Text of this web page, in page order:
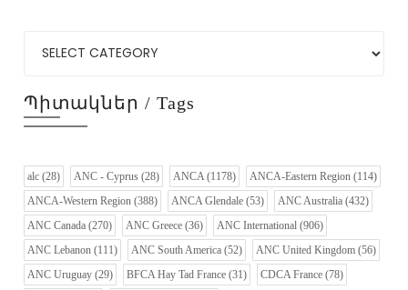
Պիտակներ / Tags
alc (28) ANC - Cyprus (28) ANCA (1178) ANCA-Eastern Region (114)
ANCA-Western Region (388) ANCA Glendale (53) ANC Australia (432)
ANC Canada (270) ANC Greece (36) ANC International (906)
ANC Lebanon (111) ANC South America (52) ANC United Kingdom (56)
ANC Uruguay (29) BFCA Hay Tad France (31) CDCA France (78)